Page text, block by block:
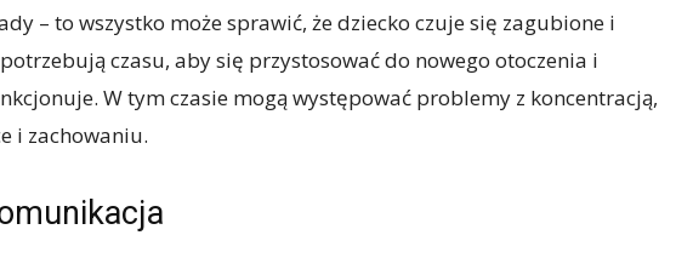
– to wszystko może sprawić, że dziecko czuje się zagubione i
czasu, aby się przystosować do nowego otoczenia i
W tym czasie mogą występować problemy z koncentracją,
i zachowaniu.